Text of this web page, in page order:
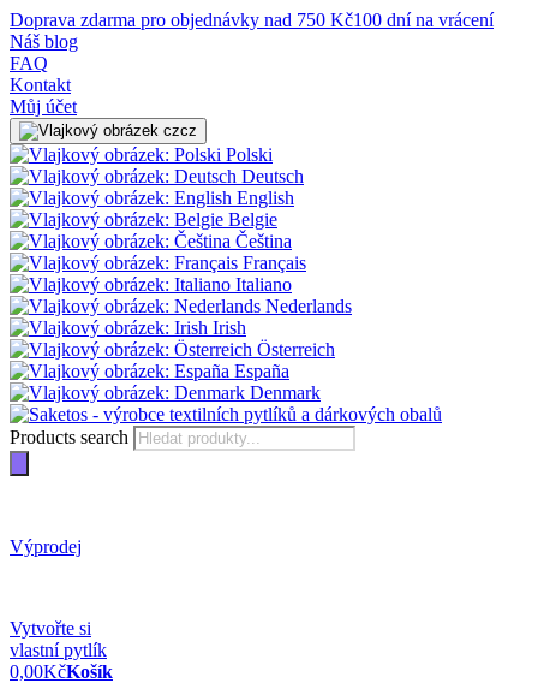
Doprava zdarma pro objednávky nad 750 Kč100 dní na vrácení
Náš blog
FAQ
Kontakt
Můj účet
cz
Polski
Deutsch
English
Belgie
Čeština
Français
Italiano
Nederlands
Irish
Österreich
España
Denmark
Products search
Výprodej
Vytvořte si
vlastní pytlík
0,00KčKošík